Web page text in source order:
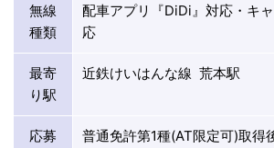
無線
種類
配車アプリ『DiDi』対応・キ
応
最寄
り駅
近鉄けいはんな線 荒本駅
応募
普通免許第1種(AT限定可)取得